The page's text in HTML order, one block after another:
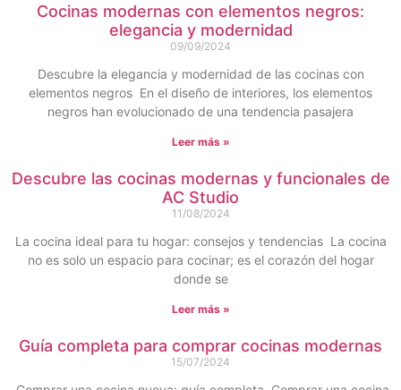
Cocinas modernas con elementos negros:
elegancia y modernidad
09/09/2024
Descubre la elegancia y modernidad de las cocinas con
elementos negros En el diseño de interiores, los elementos
negros han evolucionado de una tendencia pasajera
Leer más »
Descubre las cocinas modernas y funcionales de
AC Studio
11/08/2024
La cocina ideal para tu hogar: consejos y tendencias La cocina
no es solo un espacio para cocinar; es el corazón del hogar
donde se
Leer más »
Guía completa para comprar cocinas modernas
15/07/2024